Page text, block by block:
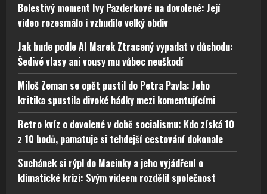
Bolestivý moment Ivy Pazderkové na dovolené: Její
video rozesmálo i vzbudilo velký obdiv
Jak bude podle AI Marek Ztracený vypadat v důchodu:
Šedivé vlasy ani vousy mu vůbec neuškodí
Miloš Zeman se opět pustil do Petra Pavla: Jeho
kritika spustila divoké hádky mezi komentujícími
Retro kvíz o dovolené v době socialismu: Kdo získá 10
z 10 bodů, pamatuje si tehdejší cestování dokonale
Suchánek si rýpl do Macinky a jeho vyjádření o
klimatické krizi: Svým videem rozdělil společnost